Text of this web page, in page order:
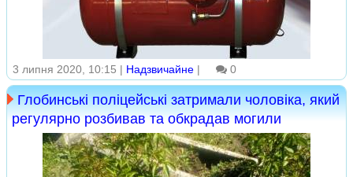
3 липня 2020, 10:15 | Надзвичайне | 0
Глобинські поліцейські затримали чоловіка, який
регулярно розбивав та обкрадав могили